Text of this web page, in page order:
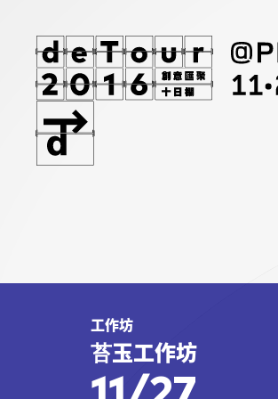
工作坊
苔玉工作坊